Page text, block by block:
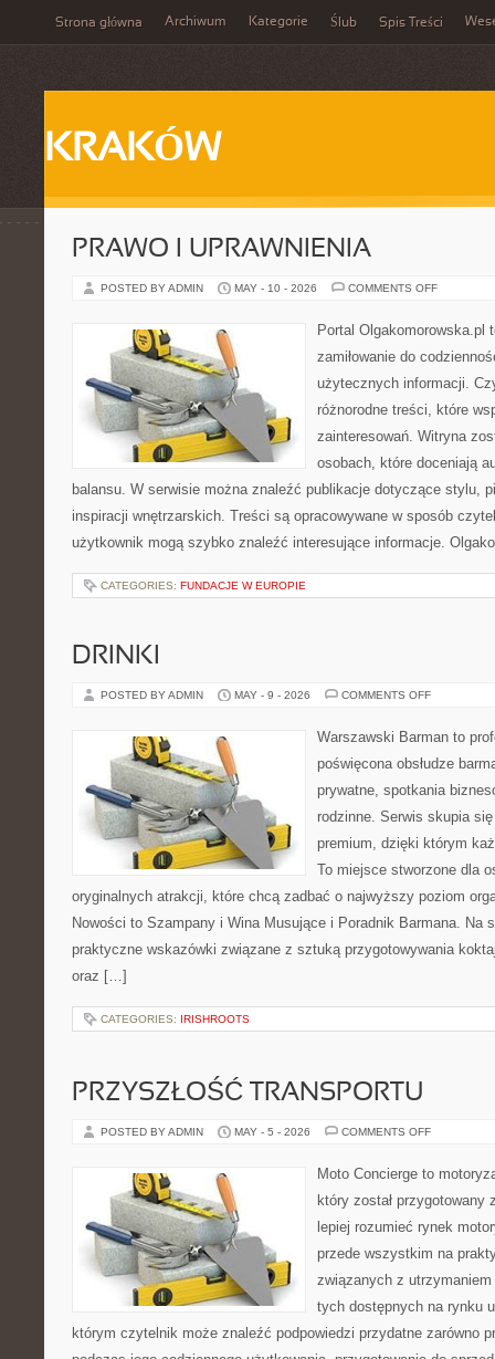
Strona główna Archiwum Kategorie Ślub Spis Treści
KRAKÓW
PRAWO I UPRAWNIENIA
POSTED BY ADMIN MAY - 10 - 2026 COMMENTS OFFON
Portal Olgakomorowska.pl
zamiłowanie do
użytecznych informacji.
różnorodne treści, które
zainteresowań. Witryna
osobach, które doceniają
balansu. W serwisie można znaleźć publikacje dotyczące stylu,
inspiracji wnętrzarskich. Treści są opracowywane w sposób
użytkownik mogą szybko znaleźć interesujące informacje.
CATEGORIES: FUNDACJE W EUROPIE
DRINKI
POSTED BY ADMIN MAY - 9 - 2026 COMMENTS OFFON
Warszawski Barman to
poświęcona obsłudze
prywatne, spotkania
rodzinne. Serwis skupia
premium, dzięki którym
To miejsce stworzone dla
oryginalnych atrakcji, które chcą zadbać o najwyższy poziom
Nowości to Szampany i Wina Musujące i Poradnik Barmana. Na
praktyczne wskazówki związane z sztuką przygotowywania
oraz […]
CATEGORIES: IRISHROOTS
PRZYSZŁOŚĆ TRANSPORTU
POSTED BY ADMIN MAY - 5 - 2026 COMMENTS OFFON
Moto Concierge to
który został
lepiej rozumieć rynek
przede wszystkim na
związanych z utrzymaniem
tych dostępnych na rynku
którym czytelnik może znaleźć podpowiedzi przydatne zarówno